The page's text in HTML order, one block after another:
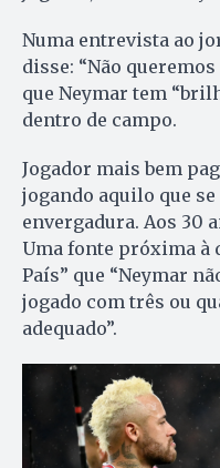
Numa entrevista ao
disse: “Não
que Neymar tem
dentro de campo.
Jogador mais bem
jogando aquilo que
envergadura. Aos 30
Uma fonte próxima à
País” que “Neymar
jogado com três ou
adequado”.